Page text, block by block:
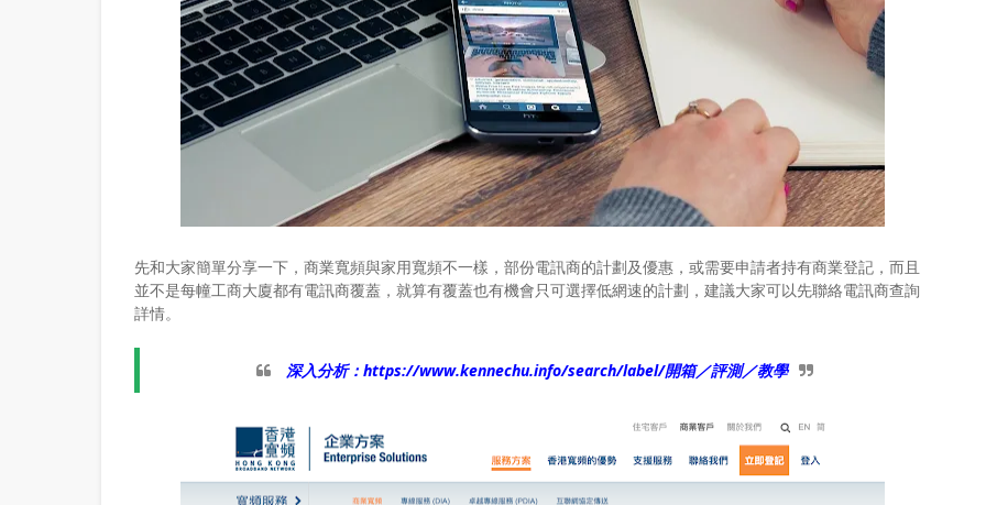
先和大家簡單分享一下，商業寬頻與家用寬頻不一樣，部份電訊商的計劃及優惠，或需要申請者持有商業登記，而且
並不是每幢工商大廈都有電訊商覆蓋，就算有覆蓋也有機會只可選擇低網速的計劃，建議大家可以先聯絡電訊商查詢
詳情。
深入分析：https://www.kennechu.info/search/label/開箱／評測／教學